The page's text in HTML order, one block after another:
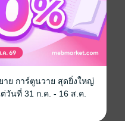
บรนสัน กล่าวไว้ ...
ำหรับการสะท้อนคิดด้วย
เลย
28 มิถุนายน 2565
าย การ์ตูนวาย สุดยิ่งใหญ่
วันที่ 31 ก.ค. - 16 ส.ค.